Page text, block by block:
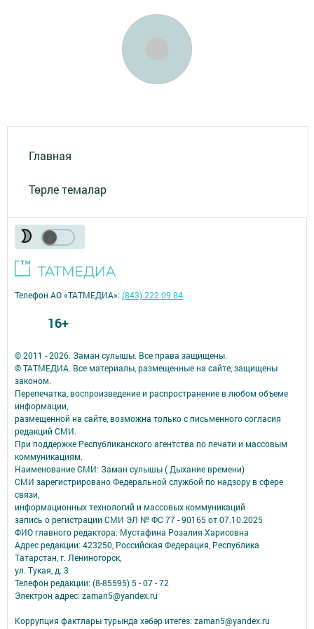
Главная
Төрле темалар
© 2011 - 2026. Заман сулышы. Все права защищены.
© ТАТМЕДИА. Все материалы, размещенные на сайте, защищены
законом.
Перепечатка, воспроизведение и распространение в любом объеме
информации,
размещенной на сайте, возможна только с письменного согласия
редакций СМИ.
При поддержке Республиканского агентства по печати и массовым
коммуникациям.
Наименование СМИ: Заман сулышы ( Дыхание времени)
СМИ зарегистрировано Федеральной службой по надзору в сфере
связи,
информационных технологий и массовых коммуникаций
запись о регистрации СМИ ЭЛ № ФС 77 - 90165 от 07.10.2025
ФИО главного редактора: Мустафина Розалия Харисовна
Адрес редакции: 423250, Российская Федерация, Республика
Татарстан, г. Лениногорск,
ул. Тукая, д. 3
Телефон редакции: (8-85595) 5 - 07 - 72
Электрон адрес: zaman5@yandex.ru
Коррупция фактлары турында хәбәр итегез: zaman5@yandex.ru
Телефон АО «ТАТМЕДИА»:(843) 222 09 84
16+